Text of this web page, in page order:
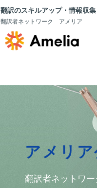
翻訳のスキルアップ・情報収
翻訳者ネットワーク アメリア
アメリ
翻訳者ネットワー